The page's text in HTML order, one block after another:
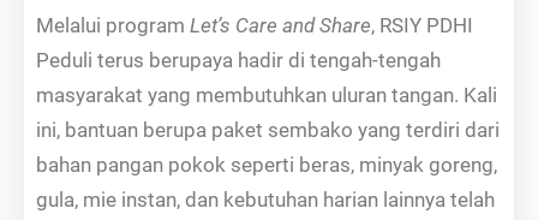
Melalui program Let’s Care and Share, RSIY PDHI
Peduli terus berupaya hadir di tengah-tengah
masyarakat yang membutuhkan uluran tangan. Kali
ini, bantuan berupa paket sembako yang terdiri dari
bahan pangan pokok seperti beras, minyak goreng,
gula, mie instan, dan kebutuhan harian lainnya telah